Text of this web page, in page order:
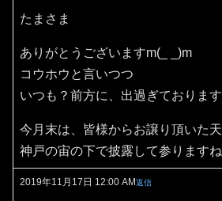
たまさま
ありがとうございますm(_ _)m
コウホウと言いつつ
いつも？前方に、出過ぎておりま
今月末は、皆様からお譲り頂いた
神戸の宙の下で披露して参ります
2019年11月17日 12:00 AM返信